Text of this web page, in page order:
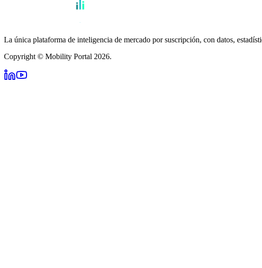
La única plataforma de inteligencia de mercado por suscripción, con datos,
Copyright © Mobility Portal 2026.